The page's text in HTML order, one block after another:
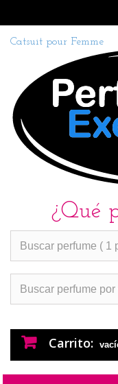
Catsuit pour Femme
¿Qué
Carrito: